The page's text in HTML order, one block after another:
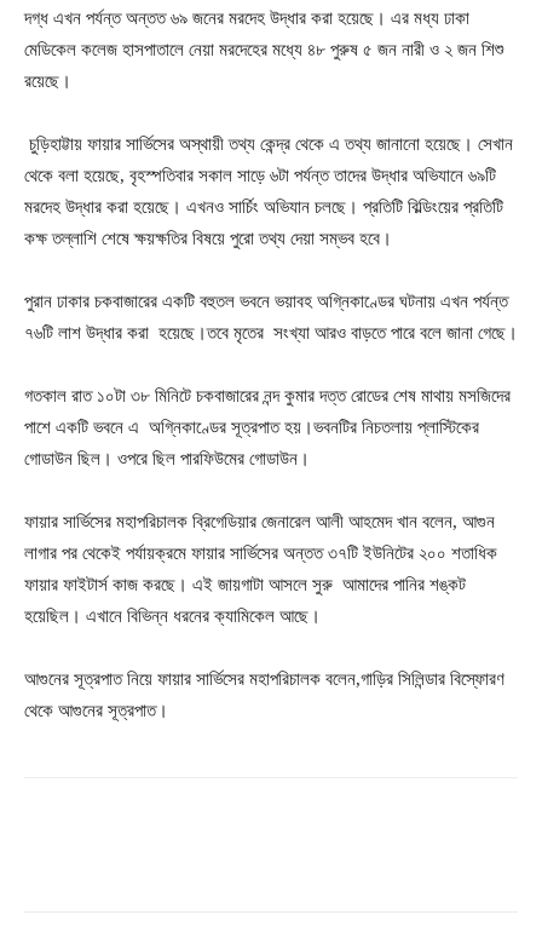
দগ্ধ এখন পর্যন্ত অন্তত ৬৯ জনের মরদেহ উদ্ধার করা হয়েছে। এর মধ্য ঢাকা
মেডিকেল কলেজ হাসপাতালে নেয়া মরদেহের মধ্যে ৪৮ পুরুষ ৫ জন নারী ও ২ জন শিশু
রয়েছে।
চুড়িহাট্টায় ফায়ার সার্ভিসের অস্থায়ী তথ্য কেন্দ্র থেকে এ তথ্য জানানো হয়েছে। সেখান
থেকে বলা হয়েছে, বৃহস্পতিবার সকাল সাড়ে ৬টা পর্যন্ত তাদের উদ্ধার অভিযানে ৬৯টি
মরদেহ উদ্ধার করা হয়েছে। এখনও সার্চিং অভিযান চলছে। প্রতিটি বিল্ডিংয়ের প্রতিটি
কক্ষ তল্লাশি শেষে ক্ষয়ক্ষতির বিষয়ে পুরো তথ্য দেয়া সম্ভব হবে।
পুরান ঢাকার চকবাজারের একটি বহুতল ভবনে ভয়াবহ অগ্নিকাণ্ডের ঘটনায় এখন পর্যন্ত
৭৬টি লাশ উদ্ধার করা হয়েছে।তবে মৃতের সংখ্যা আরও বাড়তে পারে বলে জানা গেছে।
গতকাল রাত ১০টা ৩৮ মিনিটে চকবাজারের নন্দ কুমার দত্ত রোডের শেষ মাথায় মসজিদের
পাশে একটি ভবনে এ অগ্নিকাণ্ডের সূত্রপাত হয়।ভবনটির নিচতলায় প্লাস্টিকের
গোডাউন ছিল। ওপরে ছিল পারফিউমের গোডাউন।
ফায়ার সার্ভিসের মহাপরিচালক ব্রিগেডিয়ার জেনারেল আলী আহমেদ খান বলেন, আগুন
লাগার পর থেকেই পর্যায়ক্রমে ফায়ার সার্ভিসের অন্তত ৩৭টি ইউনিটের ২০০ শতাধিক
ফায়ার ফাইটার্স কাজ করছে। এই জায়গাটা আসলে সুরু আমাদের পানির শঙ্কট
হয়েছিল। এখানে বিভিন্ন ধরনের ক্যামিকেল আছে।
আগুনের সূত্রপাত নিয়ে ফায়ার সার্ভিসের মহাপরিচালক বলেন,গাড়ির সিলিন্ডার বিস্ফোরণ
থেকে আগুনের সূত্রপাত।